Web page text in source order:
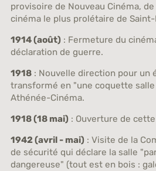
provisoire de Nouveau Cinéma,
cinéma le plus prolétaire de
1914 (août): Fermeture du
déclaration de guerre.
1918: Nouvelle direction pour un
transformé en "une coquette
Athénée-Cinéma.
1918 (18 mai): Ouverture de
1942 (avril - mai): Visite de la
de sécurité qui déclare la salle
dangereuse" (tout est en bois :